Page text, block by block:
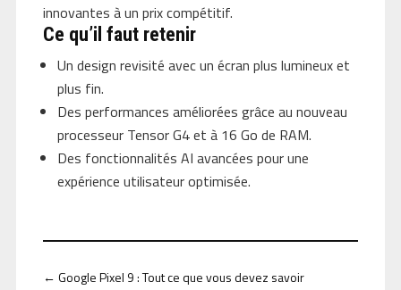
innovantes à un prix compétitif.
Ce qu’il faut retenir
Un design revisité avec un écran plus lumineux et
plus fin.
Des performances améliorées grâce au nouveau
processeur Tensor G4 et à 16 Go de RAM.
Des fonctionnalités AI avancées pour une
expérience utilisateur optimisée.
← Google Pixel 9 : Tout ce que vous devez savoir